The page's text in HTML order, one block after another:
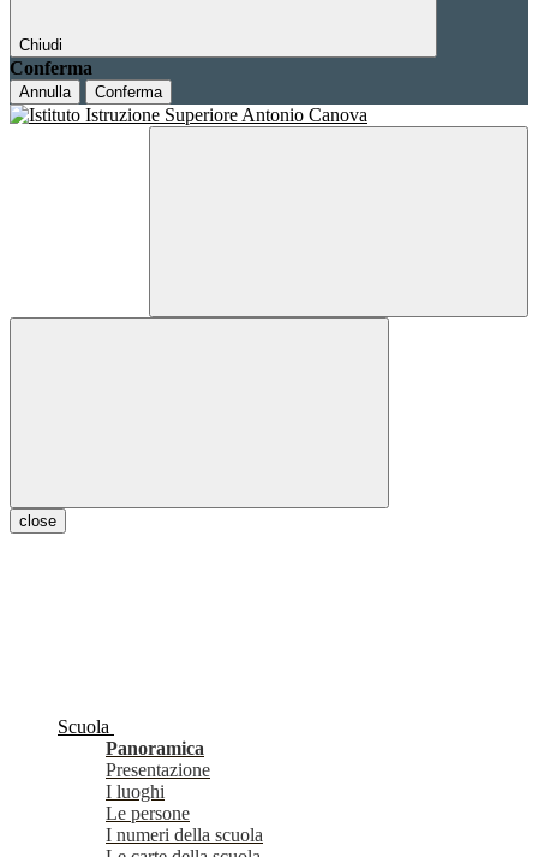
Chiudi
Conferma
Annulla Conferma
close
Scuola
Panoramica
Presentazione
I luoghi
Le persone
I numeri della scuola